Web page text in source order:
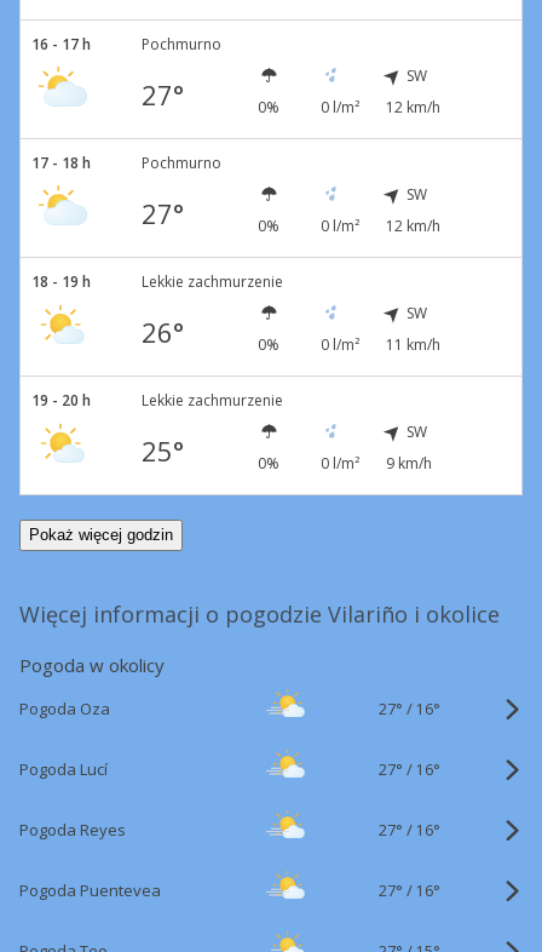
16 - 17 h Pochmurno
27° 0% 0 l/m²
SW
12 km/h
17 - 18 h Pochmurno
27° 0% 0 l/m²
SW
12 km/h
18 - 19 h Lekkie zachmurzenie
26° 0% 0 l/m²
SW
11 km/h
19 - 20 h Lekkie zachmurzenie
25° 0% 0 l/m²
SW
9 km/h
Pokaż więcej godzin
Więcej informacji o pogodzie Vilariño i okolice
Pogoda w okolicy
Pogoda Oza 27° / 16°
Pogoda Lucí 27° / 16°
Pogoda Reyes 27° / 16°
Pogoda Puentevea 27° / 16°